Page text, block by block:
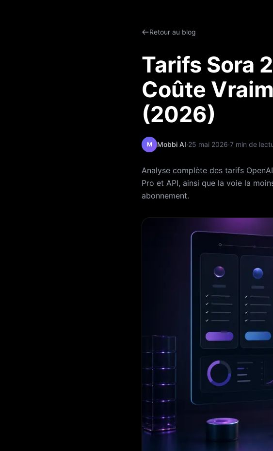
Retour au blog
Tarifs Sora
Coûte
(2026)
M Mobbi AI·25 mai 2026·7 min de
Analyse complète des tarifs
Pro et API, ainsi que la voie la
abonnement.